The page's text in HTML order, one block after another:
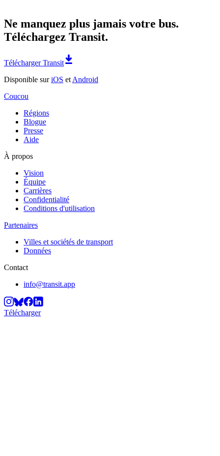
Ne manquez plus jamais votre bus.
Téléchargez Transit.
Télécharger Transit
Disponible suriOS et Android
Coucou
Régions
Blogue
Presse
Aide
À propos
Vision
Équipe
Carrières
Confidentialité
Conditions d'utilisation
Partenaires
Villes et sociétés de transport
Données
Contact
info@transit.app
Télécharger